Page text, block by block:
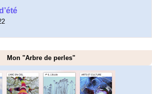
Mon "Arbre de perles"